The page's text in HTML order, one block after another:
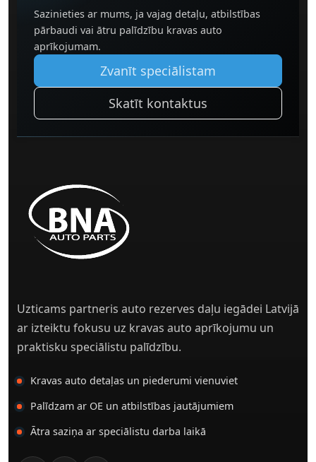
Sazinieties ar mums, ja vajag detaļu, atbilstības
pārbaudi vai ātru palīdzību kravas auto
aprīkojumam.
Zvanīt speciālistam
Skatīt kontaktus
Uzticams partneris auto rezerves daļu iegādei Latvijā
ar izteiktu fokusu uz kravas auto aprīkojumu un
praktisku speciālistu palīdzību.
Kravas auto detaļas un piederumi vienuviet
Palīdzam ar OE un atbilstības jautājumiem
Ātra saziņa ar speciālistu darba laikā